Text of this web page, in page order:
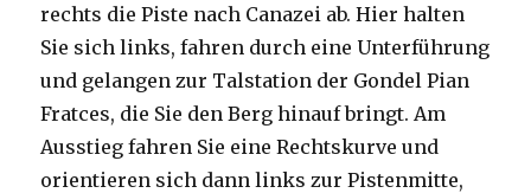
rechts die Piste nach Canazei ab. Hier halten
Sie sich links, fahren durch eine Unterführung
und gelangen zur Talstation der Gondel Pian
Fratces, die Sie den Berg hinauf bringt. Am
Ausstieg fahren Sie eine Rechtskurve und
orientieren sich dann links zur Pistenmitte,